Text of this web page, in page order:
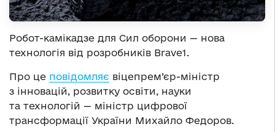
Робот-камікадзе для Сил оборони — нова
технологія від розробників Brave1.
Про це повідомляє віцепрем’єр-міністр
з інновацій, розвитку освіти, науки
та технологій — міністр цифрової
трансформації України Михайло Федоров.